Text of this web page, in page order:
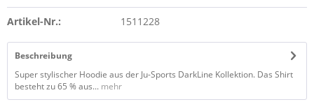
Artikel-Nr.: 1511228
Beschreibung
Super stylischer Hoodie aus der Ju-Sports DarkLine Kollektion. Das Shirt
besteht zu 65 % aus... mehr